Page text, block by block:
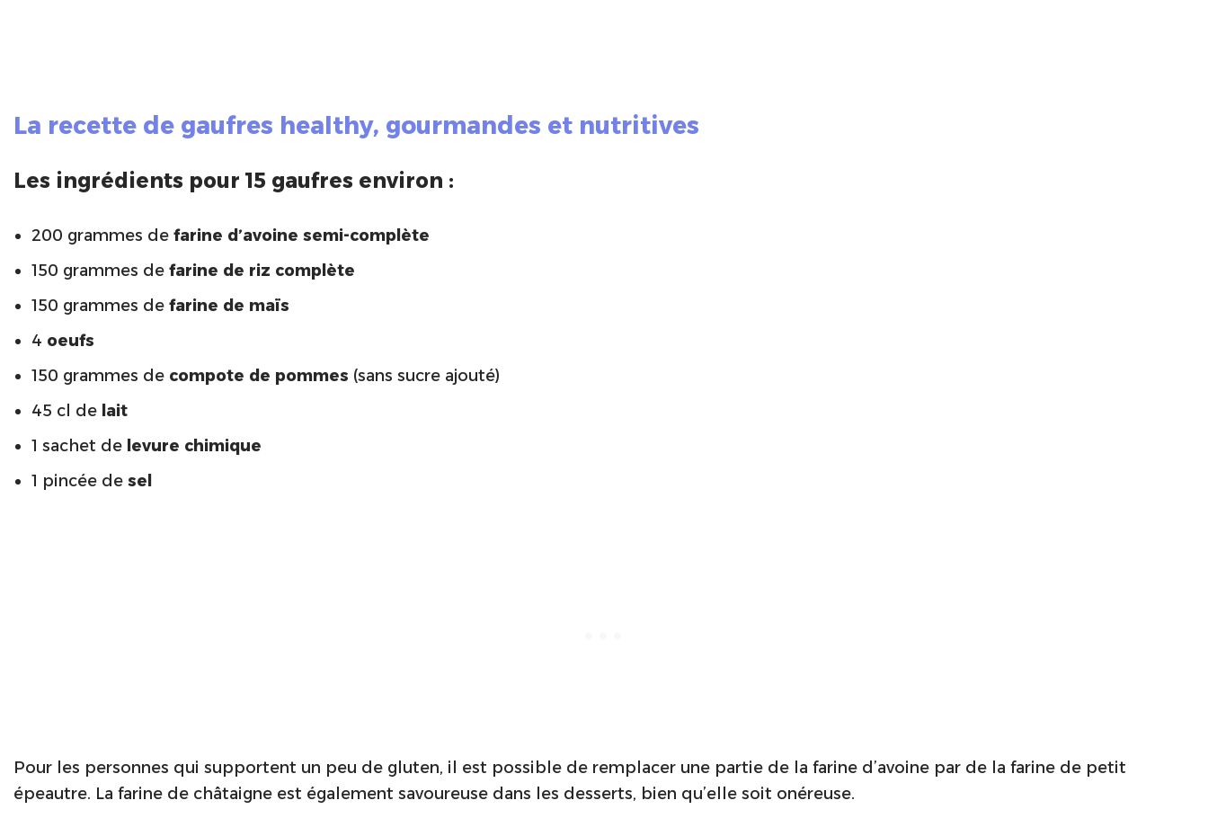
La recette de gaufres healthy, gourmandes et nutritives
Les ingrédients pour 15 gaufres environ :
200 grammes de farine d’avoine semi-complète
150 grammes de farine de riz complète
150 grammes de farine de maïs
4 oeufs
150 grammes de compote de pommes (sans sucre ajouté)
45 cl de lait
1 sachet de levure chimique
1 pincée de sel
Pour les personnes qui supportent un peu de gluten, il est possible de remplacer une partie de la farine d’avoine par de la farine de petit
épeautre. La farine de châtaigne est également savoureuse dans les desserts, bien qu’elle soit onéreuse.